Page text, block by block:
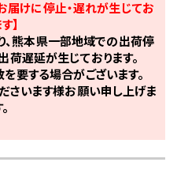
届けに停止・遅れが生じてお
】
熊本県一部地域での出荷停
遅延が生じております。
要する場合がございます。
さいます様お願い申し上げま